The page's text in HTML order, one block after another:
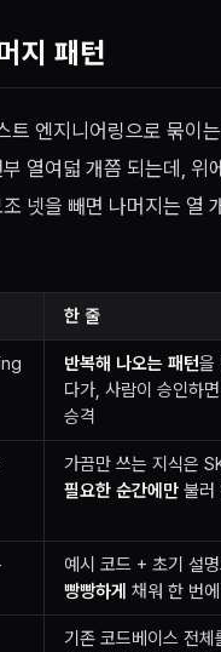
지 패턴
트 엔지니어링으로 묶이
열여덟 개쯤 되는데, 위
넷을 빼면 나머지는 열
한 줄
반복해 나오는 패턴을
다가, 사람이 승인하
승격
가끔만 쓰는 지식은
필요한 순간에만 불러
예시 코드 + 초기 설
빵빵하게 채워 한 번
기존 코드베이스 전체